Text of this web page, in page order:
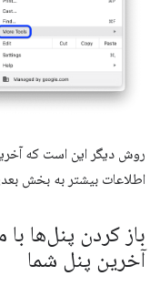
روش دیگر این است که
اطلاعات بیشتر به بخش
باز کردن پنل‌ها با
آخرین پنل شما